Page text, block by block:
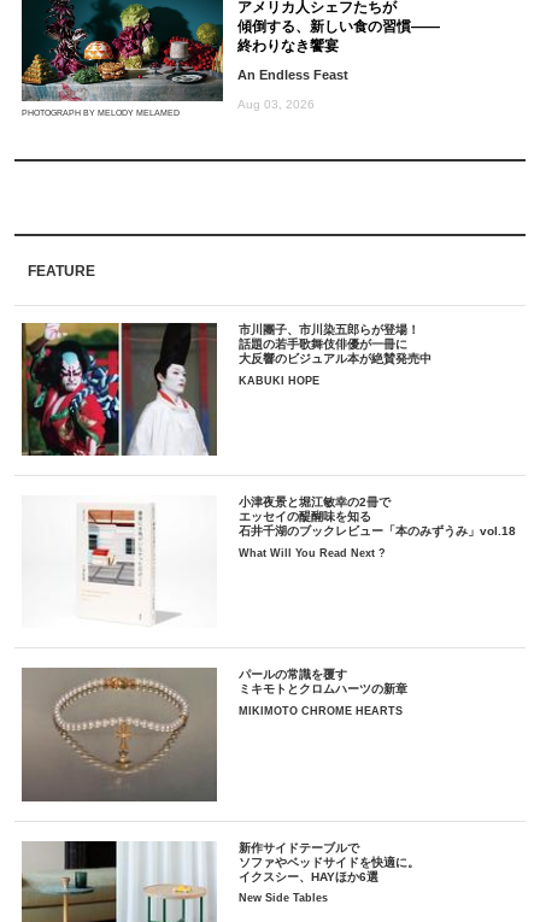
PHOTOGRAPH BY MELODY MELAMED
アメリカ人シェフたちが
傾倒する、新しい食の習慣――
終わりなき饗宴
An Endless Feast
Aug 03, 2026
FEATURE
市川團子、市川染五郎らが登場！
話題の若手歌舞伎俳優が一冊に
大反響のビジュアル本が絶賛発売中
KABUKI HOPE
小津夜景と堀江敏幸の2冊で
エッセイの醍醐味を知る
石井千湖のブックレビュー「本のみずうみ」vol.18
What Will You Read Next ?
パールの常識を覆す
ミキモトとクロムハーツの新章
MIKIMOTO CHROME HEARTS
新作サイドテーブルで
ソファやベッドサイドを快適に。
イクスシー、HAYほか6選
New Side Tables